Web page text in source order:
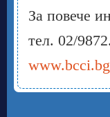
За повече
тел. 02/
www.bcci.bg